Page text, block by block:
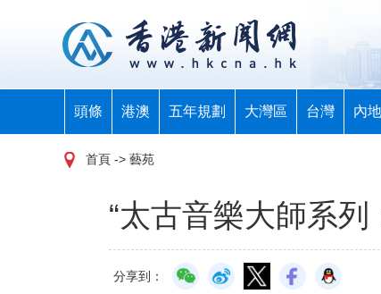
頭條 港澳 五年規劃 大灣區 台灣 內地
首頁 -> 藝苑
“太古音樂大師系
分享到：